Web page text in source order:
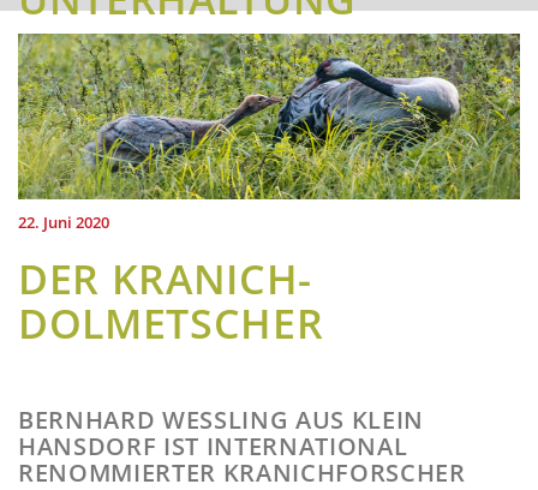
22. Juni 2020
DER KRANICH-
DOLMETSCHER
BERNHARD WESSLING AUS KLEIN H
ANSDORF IST INTERNATIONAL R
ENOMMIERTER KRANICHFORSCHER